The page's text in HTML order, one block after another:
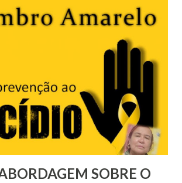
do Brasil, notabilizando-se na
A música foi tema da novela Vale Tudo
exibida em remake. A festa
realidade ocorreu, realizada por aqueles
para conter a inflação galopante
Por trás da ironia da pobreza, re...
SOBRE O